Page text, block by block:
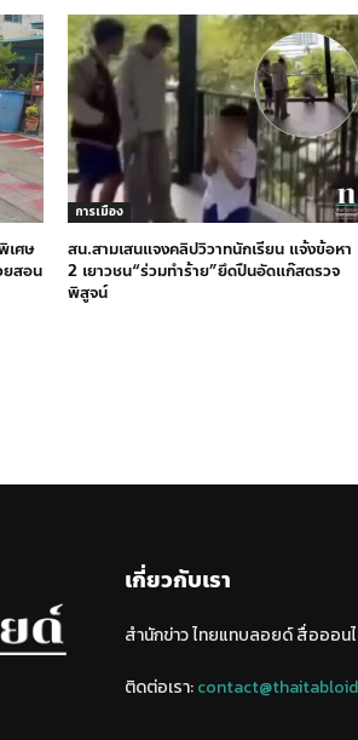
เศษ
ยสอน
การเมือง
สน.สามเสนแจงคลิปวิวาทนักเรียน แจ้งข้อหา
2 เยาวชน“ร่วมทำร้าย”ยึดปืนอัดแก๊สตรวจ
พิสูจน์
เกี่ยวกับเรา
สำนักข่าว ไทยแทบลอยด์ สื่อออ
ติดต่อเรา: